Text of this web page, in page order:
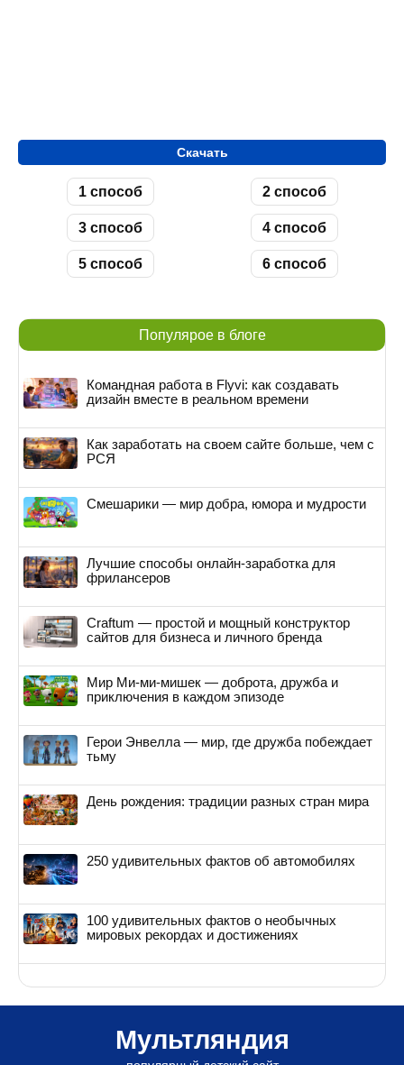
Скачать
1 способ 2 способ
3 способ 4 способ
5 способ 6 способ
Популярое в блоге
Командная работа в Flyvi: как создавать
дизайн вместе в реальном времени
Как заработать на своем сайте больше, чем с
РСЯ
Смешарики — мир добра, юмора и мудрости
Лучшие способы онлайн-заработка для
фрилансеров
Craftum — простой и мощный конструктор
сайтов для бизнеса и личного бренда
Мир Ми-ми-мишек — доброта, дружба и
приключения в каждом эпизоде
Герои Энвелла — мир, где дружба побеждает
тьму
День рождения: традиции разных стран мира
250 удивительных фактов об автомобилях
100 удивительных фактов о необычных
мировых рекордах и достижениях
Мультляндия